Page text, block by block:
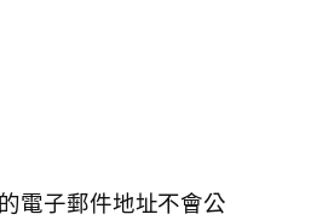
電子郵件地址不會公